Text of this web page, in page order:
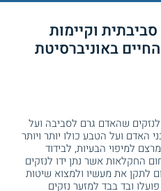
וקיימות
באוניברסיטת
שהאדם גרם לסביבה ועל
ועל הטבע כולו יותר ויותר
למיפוי הבעיות, לבידוד
החקלאות אשר נתן ידו לנזקים
לתקן את מעשיו ולמצוא שיטות
ובד בבד למזער נזקים